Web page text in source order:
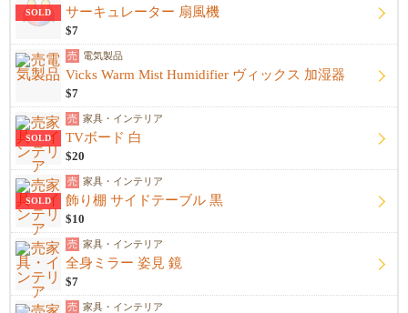
SOLD サーキュレーター 扇風機
$7
売 電気製品
Vicks Warm Mist Humidifier ヴィックス 加湿器
$7
SOLD
売 家具・インテリア
TVボード 白
$20
SOLD
売 家具・インテリア
飾り棚 サイドテーブル 黒
$10
売 家具・インテリア
全身ミラー 姿見 鏡
$7
売 家具・インテリア